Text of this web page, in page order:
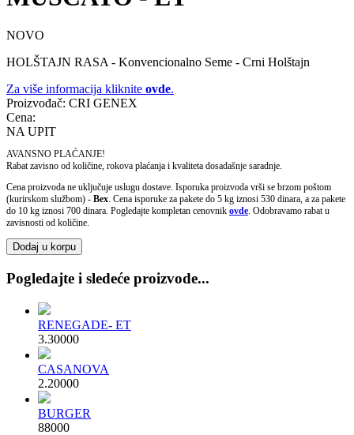
NOVO
HOLŠTAJN RASA - Konvencionalno Seme - Crni Holštajn
Za više informacija kliknite ovde.
Proizvođač: CRI GENEX
Cena:
NA UPIT
AVANSNO PLAĆANJE!
Rabat zavisno od količine, rokova plaćanja i kvaliteta dosadašnje saradnje.
Cena proizvoda ne uključuje uslugu dostave. Isporuka proizvoda vrši se brzom poštom
(kurirskom službom) - Bex. Cena isporuke za pakete do 5 kg iznosi 530 dinara, a za pakete
do 10 kg iznosi 700 dinara. Pogledajte kompletan cenovnik ovde. Odobravamo rabat u
zavisnosti od količine.
Dodaj u korpu
Pogledajte i sledeće proizvode...
RENEGADE- ET
3.30000
CASANOVA
2.20000
BURGER
88000